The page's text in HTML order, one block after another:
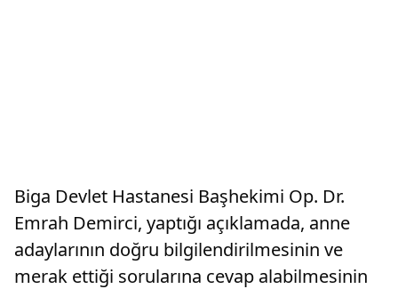
Biga Devlet Hastanesi Başhekimi Op. Dr.
Emrah Demirci, yaptığı açıklamada, anne
adaylarının doğru bilgilendirilmesinin ve
merak ettiği sorularına cevap alabilmesinin